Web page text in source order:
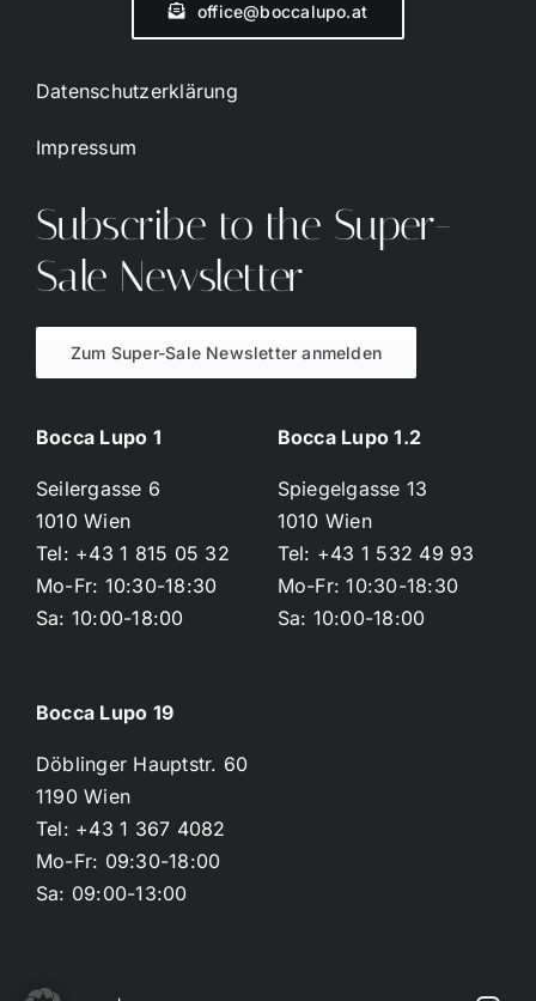
office@boccalupo.at
Datenschutzerklärung
Impressum
Subscribe to the Super-
Sale Newsletter
Zum Super-Sale Newsletter anmelden
Bocca Lupo 1
Seilergasse 6
1010 Wien
Tel: +43 1 815 05 32
Mo-Fr: 10:30-18:30
Sa: 10:00-18:00
Bocca Lupo 1.2
Spiegelgasse 13
1010 Wien
Tel: +43 1 532 49 93
Mo-Fr: 10:30-18:30
Sa: 10:00-18:00
Bocca Lupo 19
Döblinger Hauptstr. 60
1190 Wien
Tel: +43 1 367 4082
Mo-Fr: 09:30-18:00
Sa: 09:00-13:00